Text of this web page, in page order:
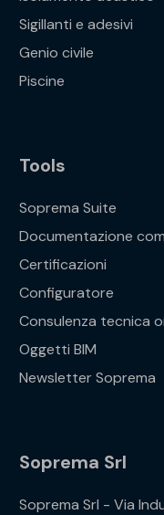
Sigillanti e adesivi
Genio civile
Piscine
Tools
Soprema Suite
Documentazione
Certificazioni
Configuratore
Consulenza tecnica
Oggetti BIM
Newsletter Soprema
Soprema Srl
Soprema Srl - Via